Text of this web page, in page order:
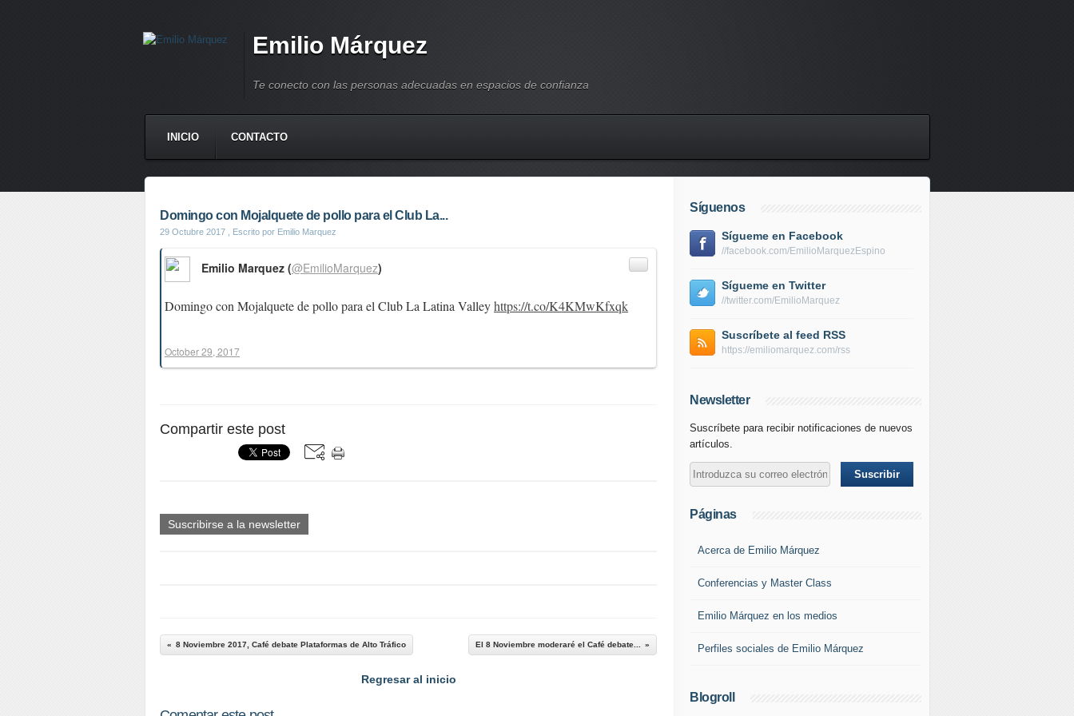
Emilio Márquez
Te conecto con las personas adecuadas en espacios de confianza
INICIO CONTACTO
Domingo con Mojalquete de pollo para el Club La...
29 Octubre 2017 , Escrito por Emilio Marquez
Domingo con Mojalquete de pollo para el Club La Latina Valleyhttps://t.co/K4KMwKfxqk
Emilio Marquez (@EmilioMarquez)
October 29, 2017
Compartir este post
Suscribirse a la newsletter
8 Noviembre 2017, Café debate Plataformas de Alto Tráfico El 8 Noviembre moderaré el Café debate...
Regresar al inicio
Síguenos
Sígueme en Facebook
//facebook.com/EmilioMarquezEspino
Sígueme en Twitter
//twitter.com/EmilioMarquez
Suscríbete al feed RSS
https://emiliomarquez.com/rss
Newsletter
Suscríbete para recibir notificaciones de nuevos
artículos.
Páginas
Acerca de Emilio Márquez
Conferencias y Master Class
Emilio Márquez en los medios
Perfiles sociales de Emilio Márquez
Blogroll